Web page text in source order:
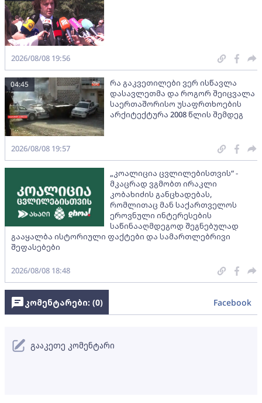
2026/08/08 19:56
რა გაკვეთილები ვერ ისწავლა
დასავლეთმა და როგორ შეიცვალა
საერთაშორისო უსაფრთხოების
არქიტექტურა 2008 წლის შემდეგ
04:45
2026/08/08 19:57
„კოალიცია ცვლილებისთვის“ -
მკაცრად ვგმობთ ირაკლი
კობახიძის განცხადებას,
რომლითაც მან საქართველოს
ეროვნული ინტერესების
საწინააღმდეგოდ შეგნებულად
გააყალბა ისტორიული ფაქტები და სამართლებრივი
შეფასებები
2026/08/08 18:48
კომენტარები: (0) Facebook
გააკეთე კომენტარი